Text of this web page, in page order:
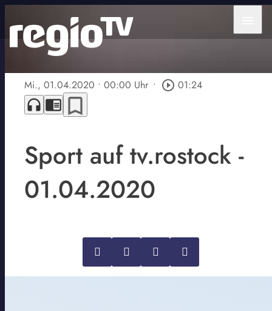
Mi., 01.04.2020 • 00:00 Uhr • play_circle_outline 01:24
headphones chrome_reader_mode bookmark_border
Sport auf tv.rostock -
01.04.2020